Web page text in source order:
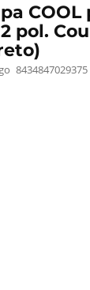
COOL
pol.
8434847029375